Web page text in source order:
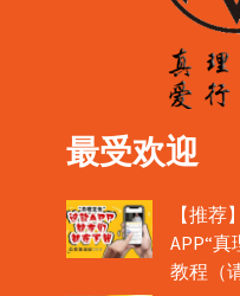
最受欢迎
【推
APP“
教程（